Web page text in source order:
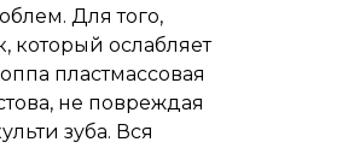
Для того,
который ослабляет
пластмассовая
не повреждая
зуба. Вся